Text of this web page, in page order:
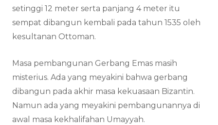
setinggi 12 meter serta panjang 4 meter itu
sempat dibangun kembali pada tahun 1535 oleh
kesultanan Ottoman.
Masa pembangunan Gerbang Emas masih
misterius. Ada yang meyakini bahwa gerbang
dibangun pada akhir masa kekuasaan Bizantin.
Namun ada yang meyakini pembangunannya di
awal masa kekhalifahan Umayyah.